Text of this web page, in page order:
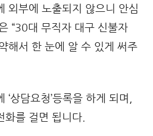
외부에 노출되지 않으니 안심
“30대 무직자 대구 신불자
해서 한 눈에 알 수 있게 써주
상담요청’등록을 하게 되며,
화를 걸면 됩니다.